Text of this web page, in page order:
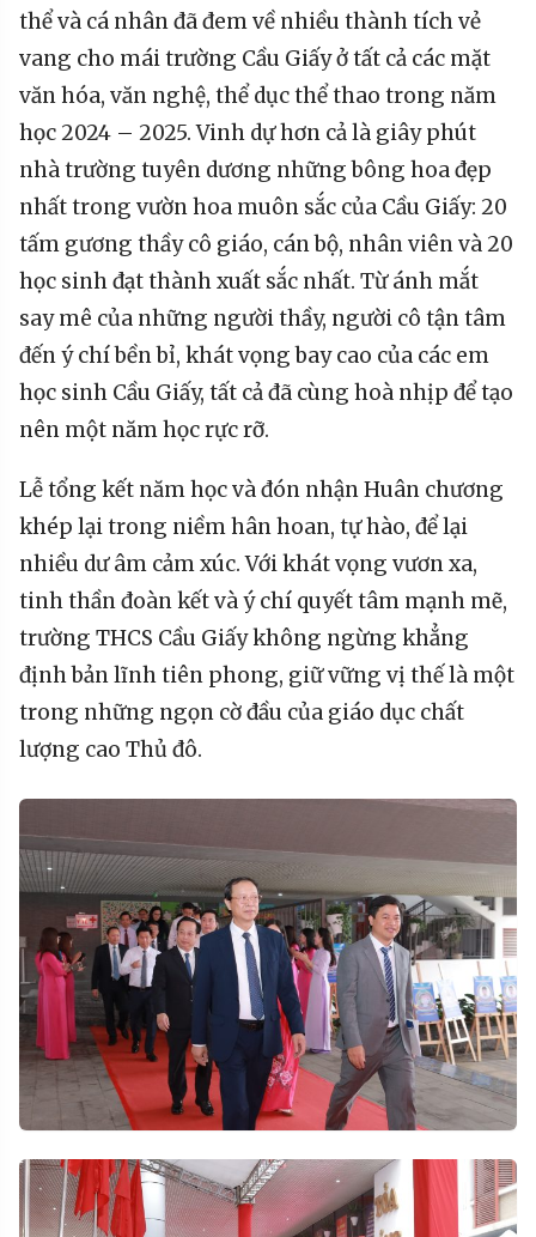
thể và cá nhân đã đem về nhiều thành tích vẻ
vang cho mái trường Cầu Giấy ở tất cả các mặt
văn hóa, văn nghệ, thể dục thể thao trong năm
học 2024 – 2025. Vinh dự hơn cả là giây phút
nhà trường tuyên dương những bông hoa đẹp
nhất trong vườn hoa muôn sắc của Cầu Giấy: 20
tấm gương thầy cô giáo, cán bộ, nhân viên và 20
học sinh đạt thành xuất sắc nhất. Từ ánh mắt
say mê của những người thầy, người cô tận tâm
đến ý chí bền bỉ, khát vọng bay cao của các em
học sinh Cầu Giấy, tất cả đã cùng hoà nhịp để tạo
nên một năm học rực rỡ.
Lễ tổng kết năm học và đón nhận Huân chương
khép lại trong niềm hân hoan, tự hào, để lại
nhiều dư âm cảm xúc. Với khát vọng vươn xa,
tinh thần đoàn kết và ý chí quyết tâm mạnh mẽ,
trường THCS Cầu Giấy không ngừng khẳng
định bản lĩnh tiên phong, giữ vững vị thế là một
trong những ngọn cờ đầu của giáo dục chất
lượng cao Thủ đô.